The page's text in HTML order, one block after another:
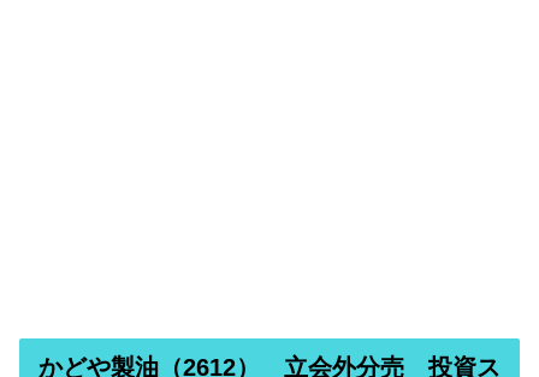
かどや製油（2612） 立会外分売 投資ス